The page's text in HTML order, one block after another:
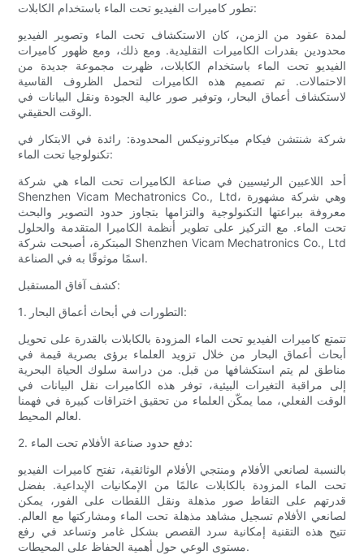
تطور كاميرات الفيديو تحت الماء باستخدام الكابلات:
لمدة عقود من الزمن، كان الاستكشاف تحت الماء وتصوير الفيديو
محدودين بقدرات الكاميرات التقليدية. ومع ذلك، ومع ظهور كاميرات
الفيديو تحت الماء باستخدام الكابلات، ظهرت مجموعة جديدة من
الاحتمالات. تم تصميم هذه الكاميرات لتحمل الظروف القاسية
لاستكشاف أعماق البحار، وتوفير صور عالية الجودة ونقل البيانات في
الوقت الحقيقي.
شركة شنتشن فيكام ميكاترونيكس المحدودة: رائدة في الابتكار في
تكنولوجيا تحت الماء:
أحد اللاعبين الرئيسيين في صناعة الكاميرات تحت الماء هي شركة
Shenzhen Vicam Mechatronics Co., Ltd، وهي شركة مشهورة
معروفة ببراعتها التكنولوجية والتزامها بتجاوز حدود التصوير والبحث
تحت الماء. مع التركيز على تطوير أنظمة الكاميرا المتقدمة والحلول
المبتكرة، أصبحت شركة Shenzhen Vicam Mechatronics Co., Ltd
اسمًا موثوقًا به في الصناعة.
كشف آفاق المستقبل:
1. التطورات في أبحاث أعماق البحار:
تتمتع كاميرات الفيديو تحت الماء المزودة بالكابلات بالقدرة على تحويل
أبحاث أعماق البحار من خلال تزويد العلماء برؤى بصرية قيمة في
مناطق لم يتم استكشافها من قبل. من دراسة سلوك الحياة البحرية
إلى مراقبة التغيرات البيئية، توفر هذه الكاميرات نقل البيانات في
الوقت الفعلي، مما يمكّن العلماء من تحقيق اختراقات كبيرة في فهمنا
لعالم المحيط.
2. دفع حدود صناعة الأفلام تحت الماء:
بالنسبة لصانعي الأفلام ومنتجي الأفلام الوثائقية، تفتح كاميرات الفيديو
تحت الماء المزودة بالكابلات عالمًا من الإمكانيات الإبداعية. بفضل
قدرتهم على التقاط صور مذهلة ونقل اللقطات على الفور، يمكن
لصانعي الأفلام تسجيل مشاهد مذهلة تحت الماء ومشاركتها مع العالم.
تتيح هذه التقنية إمكانية سرد القصص بشكل غامر وتساعد في رفع
مستوى الوعي حول أهمية الحفاظ على المحيطات.